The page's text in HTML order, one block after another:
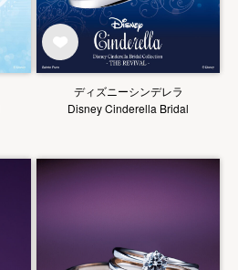
ディズニーシンデレラ
Disney Cinderella Bridal